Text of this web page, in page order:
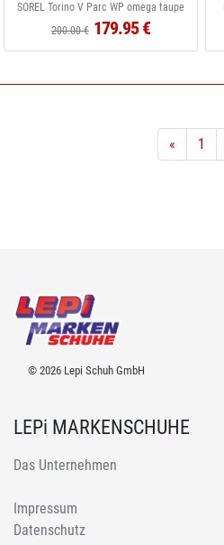
SOREL Torino V Parc WP omega taupe
200.00 € 179.95 €
« 1
© 2026 Lepi Schuh GmbH
LEPi MARKENSCHUHE
Das Unternehmen
Impressum
Datenschutz